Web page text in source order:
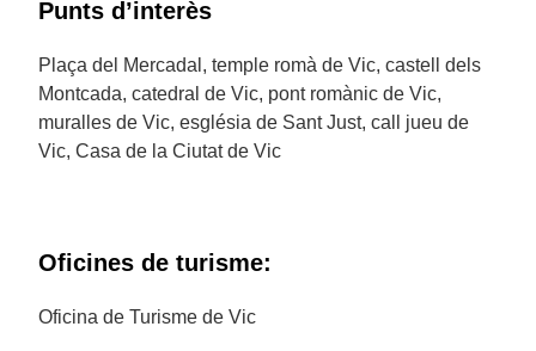
Punts d’interès
Plaça del Mercadal, temple romà de Vic, castell dels
Montcada, catedral de Vic, pont romànic de Vic,
muralles de Vic, església de Sant Just, call jueu de
Vic, Casa de la Ciutat de Vic
Oficines de turisme:
Oficina de Turisme de Vic